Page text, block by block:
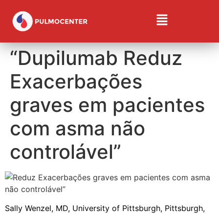
“Dupilumab Reduz
Exacerbações
graves em pacientes
com asma não
controlável”
Sally Wenzel, MD, University of Pittsburgh, Pittsburgh,